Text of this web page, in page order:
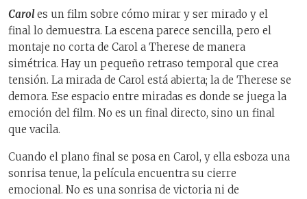
Caroles un film sobre cómo mirar y ser mirado y el
final lo demuestra. La escena parece sencilla, pero el
montaje no corta de Carol a Therese de manera
simétrica. Hay un pequeño retraso temporal que crea
tensión. La mirada de Carol está abierta; la de Therese se
demora. Ese espacio entre miradas es donde se juega la
emoción del film. No es un final directo, sino un final
que vacila.
Cuando el plano final se posa en Carol, y ella esboza una
sonrisa tenue, la película encuentra su cierre
emocional. No es una sonrisa de victoria ni de